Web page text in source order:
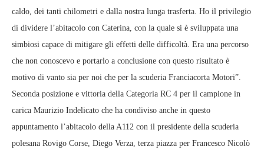
caldo, dei tanti chilometri e dalla nostra lunga trasferta. Ho il privilegio
di dividere l’abitacolo con Caterina, con la quale si è sviluppata una
simbiosi capace di mitigare gli effetti delle difficoltà. Era una percorso
che non conoscevo e portarlo a conclusione con questo risultato è
motivo di vanto sia per noi che per la scuderia Franciacorta Motori”.
Seconda posizione e vittoria della Categoria RC 4 per il campione in
carica Maurizio Indelicato che ha condiviso anche in questo
appuntamento l’abitacolo della A112 con il presidente della scuderia
polesana Rovigo Corse, Diego Verza, terza piazza per Francesco Nicolò